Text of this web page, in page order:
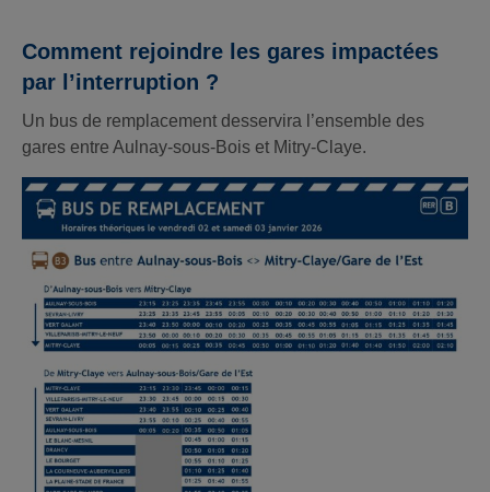
Comment rejoindre les gares impactées
par l’interruption ?
Un bus de remplacement desservira l’ensemble des
gares entre Aulnay-sous-Bois et Mitry-Claye.